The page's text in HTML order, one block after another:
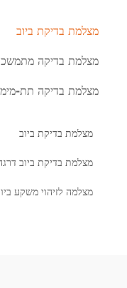
מצלמת בדיקת ביוב
מצלמת בדיקה
מצלמת בדיקה תת-
מצלמת בדיקת ביוב
מצלמת בדיקת ביוב
מצלמה לזיהוי משקע